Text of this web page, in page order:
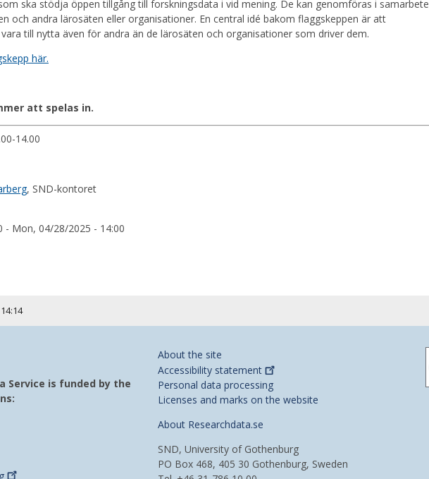
ska stödja öppen tillgång till forskningsdata i vid mening. De kan genomföras i samarbete
och andra lärosäten eller organisationer. En central idé bakom flaggskeppen är att
till nytta även för andra än de lärosäten och organisationer som driver dem.
här.
att spelas in.
14.00
, SND-kontoret
- Mon, 04/28/2025 - 14:00
Service is funded by the
About the site
Accessibility statement
Personal data processing
Licenses and marks on the website
About Researchdata.se
SND, University of Gothenburg
PO Box 468, 405 30 Gothenburg, Sweden